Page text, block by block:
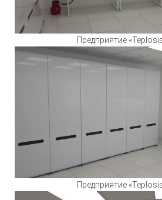
Предприятие
Предприятие